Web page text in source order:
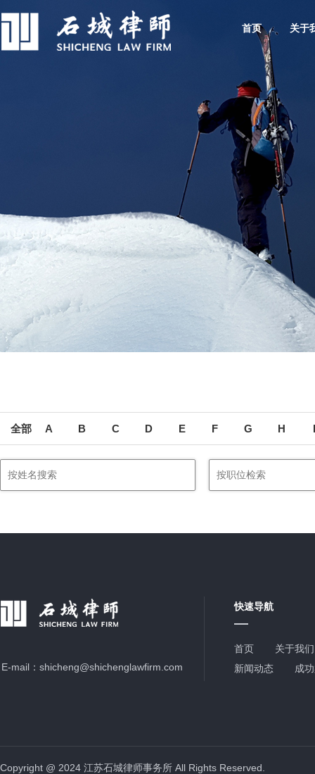
首页 关于
全部 A B C D E F G H
E-mail： shicheng@shichenglawfirm.com
快速导航
首页
关于我们
新闻动态
成
Copyright @ 2024 江苏石城律师事务所 All Rights Reserved.